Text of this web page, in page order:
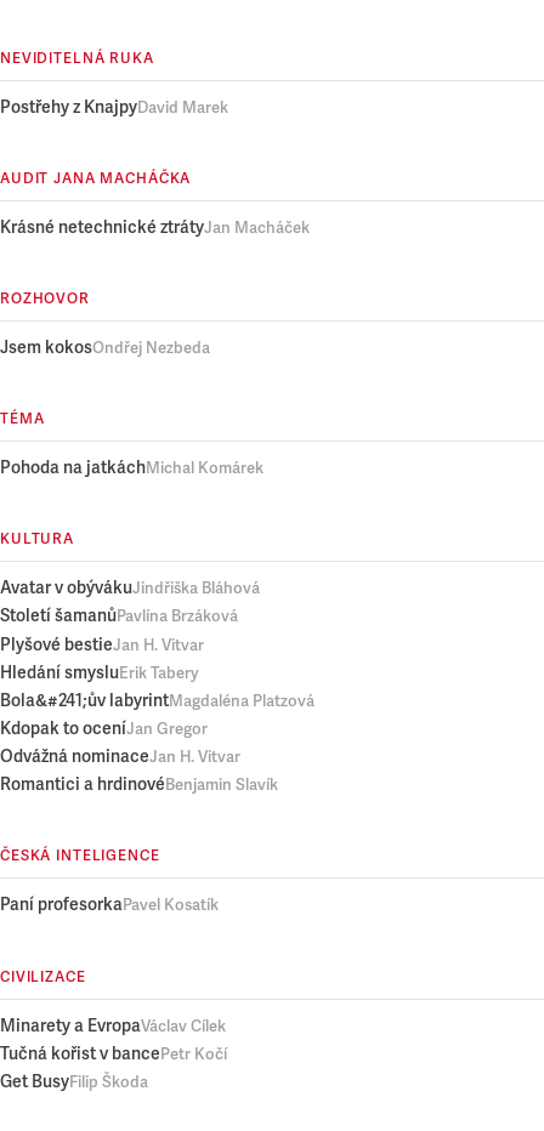
NEVIDITELNÁ RUKA
Postřehy z KnajpyDavid Marek
AUDIT JANA MACHÁČKA
Krásné netechnické ztrátyJan Macháček
ROZHOVOR
Jsem kokosOndřej Nezbeda
TÉMA
Pohoda na jatkáchMichal Komárek
KULTURA
Avatar v obývákuJindřiška Bláhová
Století šamanůPavlína Brzáková
Plyšové bestieJan H. Vitvar
Hledání smysluErik Tabery
Bola&#241;ův labyrintMagdaléna Platzová
Kdopak to oceníJan Gregor
Odvážná nominaceJan H. Vitvar
Romantici a hrdinovéBenjamin Slavík
ČESKÁ INTELIGENCE
Paní profesorkaPavel Kosatík
CIVILIZACE
Minarety a EvropaVáclav Cílek
Tučná kořist v bancePetr Kočí
Get BusyFilip Škoda